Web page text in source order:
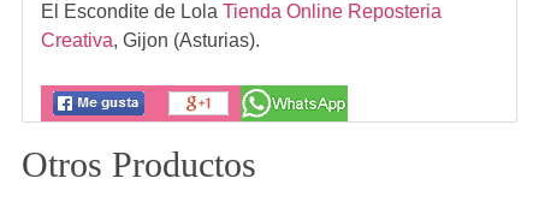
El Escondite de Lola Tienda Online Reposteria
Creativa, Gijon (Asturias).
Otros Productos